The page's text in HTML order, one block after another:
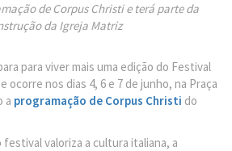
de Corpus Christi e terá parte da
da Igreja Matriz
para viver mais uma edição do Festival
ocorre nos dias 4, 6 e 7 de junho, na Praça
a programação de Corpus Christi do
valoriza a cultura italiana, a